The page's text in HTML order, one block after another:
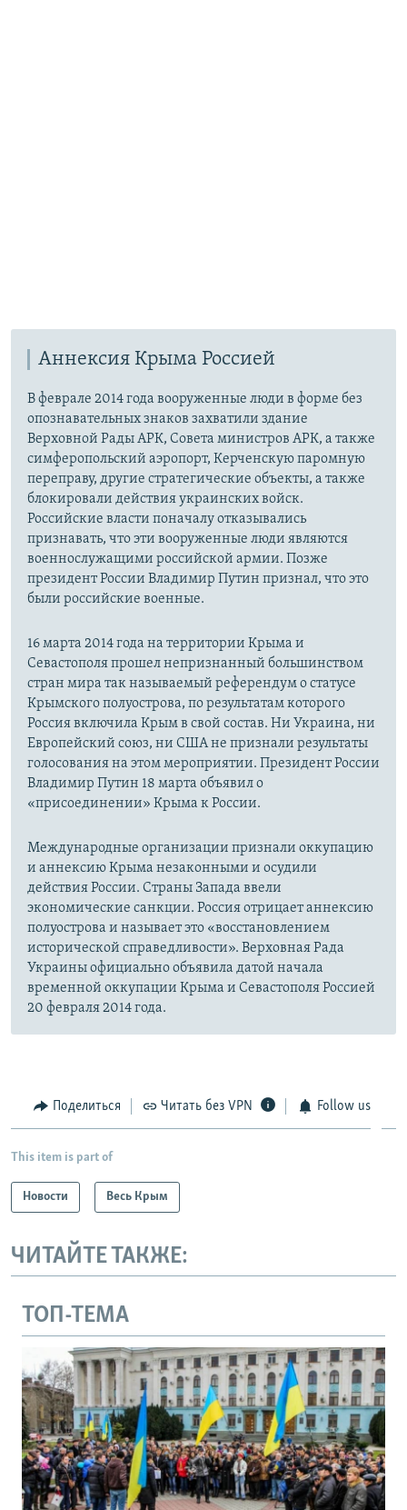
Аннексия Крыма Россией
В феврале 2014 года вооруженные люди в форме без
опознавательных знаков захватили здание
Верховной Рады АРК, Совета министров АРК, а также
симферопольский аэропорт, Керченскую паромную
переправу, другие стратегические объекты, а также
блокировали действия украинских войск.
Российские власти поначалу отказывались
признавать, что эти вооруженные люди являются
военнослужащими российской армии. Позже
президент России Владимир Путин признал, что это
были российские военные.
16 марта 2014 года на территории Крыма и
Севастополя прошел непризнанный большинством
стран мира так называемый референдум о статусе
Крымского полуострова, по результатам которого
Россия включила Крым в свой состав. Ни Украина, ни
Европейский союз, ни США не признали результаты
голосования на этом мероприятии. Президент России
Владимир Путин 18 марта объявил о
«присоединении» Крыма к России.
Международные организации признали оккупацию
и аннексию Крыма незаконными и осудили
действия России. Страны Запада ввели
экономические санкции. Россия отрицает аннексию
полуострова и называет это «восстановлением
исторической справедливости». Верховная Рада
Украины официально объявила датой начала
временной оккупации Крыма и Севастополя Россией
20 февраля 2014 года.
Поделиться Читать без VPN Follow us
This item is part of
Новости Весь Крым
ЧИТАЙТЕ ТАКЖЕ:
ТОП-ТЕМА